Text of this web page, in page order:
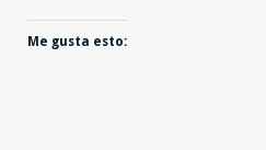
Me gusta esto: